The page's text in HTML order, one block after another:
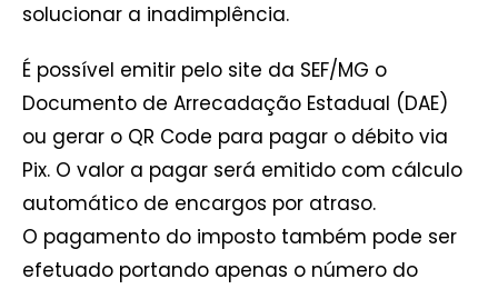
solucionar a inadimplência.
É possível emitir pelo site da SEF/MG o
Documento de Arrecadação Estadual (DAE)
ou gerar o QR Code para pagar o débito via
Pix. O valor a pagar será emitido com cálculo
automático de encargos por atraso.
O pagamento do imposto também pode ser
efetuado portando apenas o número do